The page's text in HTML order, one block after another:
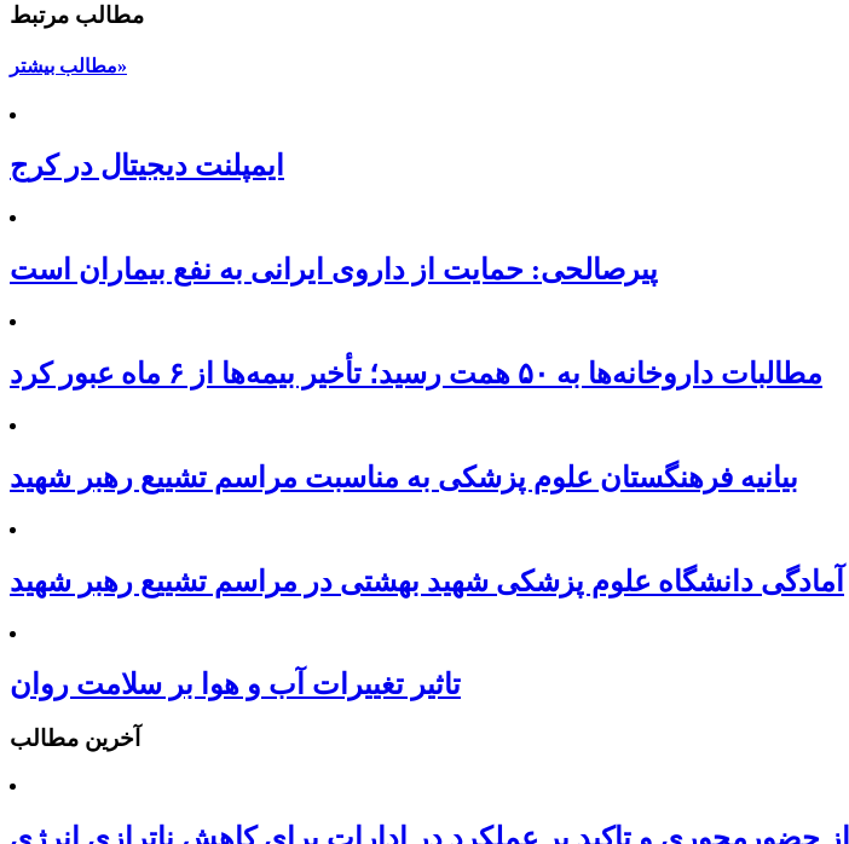
مطالب مرتبط
مطالب بیشتر»
ایمپلنت دیجیتال در کرج
پیرصالحی: حمایت از داروی ایرانی به نفع بیماران است
مطالبات داروخانه‌ها به ۵۰ همت رسید؛ تأخیر بیمه‌ها از ۶ ماه عبور کرد
بیانیه فرهنگستان علوم پزشکی به مناسبت مراسم تشییع رهبر شهید
آمادگی دانشگاه علوم پزشکی شهید بهشتی در مراسم تشییع رهبر شهید
تاثیر تغییرات آب و هوا بر سلامت روان
آخرین مطالب